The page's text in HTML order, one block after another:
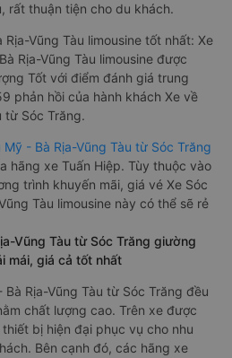
rất thuận tiện cho du khách.
Rịa-Vũng Tàu limousine tốt nhất: Xe
Rịa-Vũng Tàu limousine được
Tốt với điểm đánh giá trung
phản hồi của hành khách Xe về
từ Sóc Trăng.
Mỹ - Bà Rịa-Vũng Tàu từ Sóc Trăng
hãng xe Tuấn Hiệp. Tùy thuộc vào
trình khuyến mãi, giá vé Xe Sóc
Tàu limousine này có thể sẽ rẻ
Vũng Tàu từ Sóc Trăng giường
mái, giá cả tốt nhất
Rịa-Vũng Tàu từ Sóc Trăng đều
chất lượng cao. Trên xe được
bị hiện đại phục vụ cho nhu
Bên cạnh đó, các hãng xe